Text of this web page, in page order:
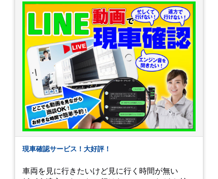
現車確認サービス！大好評！
車両を見に行きたいけど見に行く時間が無い